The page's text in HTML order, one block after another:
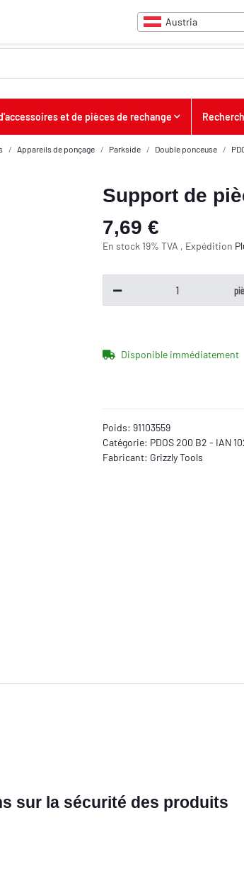
Austria
et de pièces de rechange
Appareils de ponçage Parkside Double ponceuse
Support de
7,69 €
En stock 19% TVA , Expédition
Disponible immédiatement
Poids: 91103559
Catégorie: PDOS 200 B2 - IAN
Fabricant: Grizzly Tools
sur la sécurité des produits